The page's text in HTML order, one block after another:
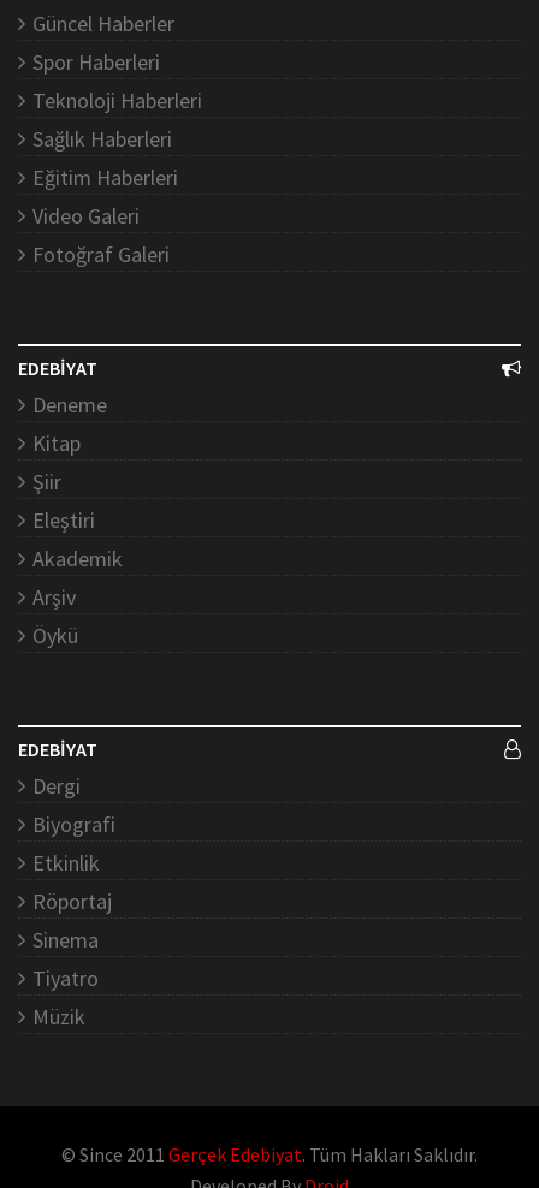
Güncel Haberler
Spor Haberleri
Teknoloji Haberleri
Sağlık Haberleri
Eğitim Haberleri
Video Galeri
Fotoğraf Galeri
EDEBİYAT
Deneme
Kitap
Şiir
Eleştiri
Akademik
Arşiv
Öykü
EDEBİYAT
Dergi
Biyografi
Etkinlik
Röportaj
Sinema
Tiyatro
Müzik
© Since 2011 Gerçek Edebiyat. Tüm Hakları Saklıdır.